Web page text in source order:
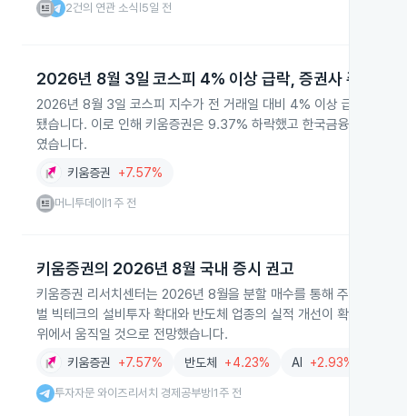
2건의 연관 소식 5일 전
2026년 8월 3일 코스피 4% 이상 급락, 증권사 주가 하락
2026년 8월 3일 코스피 지수가 전 거래일 대비 4% 이상 급락해
됐습니다. 이로 인해 키움증권은 9.37% 하락했고 한국금융지주, 미
였습니다.
키움증권 +7.57%
머니투데이 |1주 전
키움증권의 2026년 8월 국내 증시 권고
키움증권 리서치센터는 2026년 8월을 분할 매수를 통해 주식 비중을
벌 빅테크의 설비투자 확대와 반도체 업종의 실적 개선이 확인된 점
위에서 움직일 것으로 전망했습니다.
키움증권 +7.57% 반도체 +4.23% AI +2.93%
투자자문 와이즈리서치 경제공부방 |1주 전